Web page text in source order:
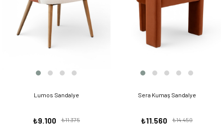
Lumos Sandalye
₺11.375
Sera Kumaş Sandalye
₺14.450